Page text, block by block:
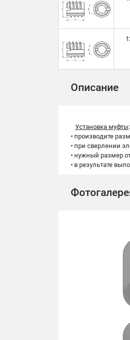
Описание
Установка муфты:
• производите
• при сверлении
• нужный размер
• в результате